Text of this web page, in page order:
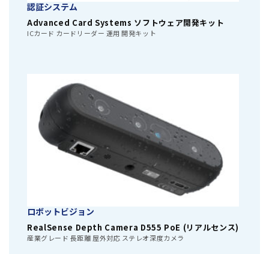
認証システム
Advanced Card Systems ソフトウェア開発キット
ICカード カードリーダー 運用 開発キット
ロボットビジョン
RealSense Depth Camera D555 PoE (リアルセンス)
産業グレード 長距離 屋外対応 ステレオ深度カメラ